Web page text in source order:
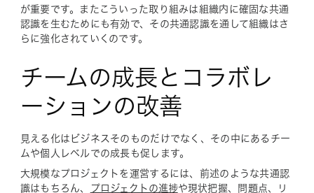
が重要です。またこういった取り組みは組織内に確固な共通
認識を生むためにも有効で、その共通認識を通して組織はさ
らに強化されていくのです。
チームの成長とコラボレ
ーションの改善
見える化はビジネスそのものだけでなく、その中にあるチー
ムや個人レベルでの成長も促します。
大規模なプロジェクトを運営するには、前述のような共通認
識はもちろん、
プロジェクトの進捗や現状把握、問題点、リ